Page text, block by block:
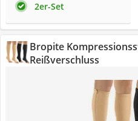
2er-Set
Bropite
Reißverschluss